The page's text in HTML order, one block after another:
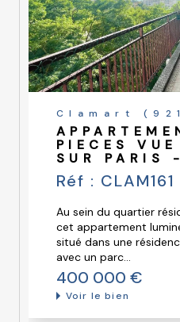
constamment nos méthodes de
services immobiliers.
Contactez-nous en ligne ou
votre projet immobilier dans les
Votre rêve immobilier
Clamart
PIECES VUE
SUR PARIS
Réf : CLAM161
Au sein du quartier
cet appartement
situé dans une
avec un parc...
400 000 €
Voir le bien